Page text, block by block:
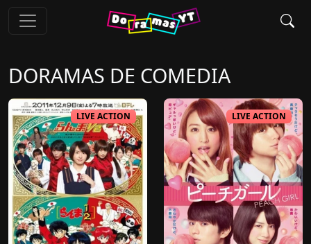
DORAMAS DE COMEDIA
LIVE ACTION LIVE ACTION